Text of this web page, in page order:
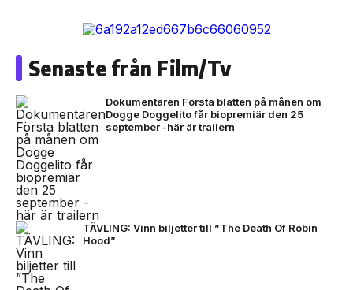
Senaste från Film/Tv
Dokumentären Första blatten på månen om
Dogge Doggelito får biopremiär den 25
september -här är trailern
TÄVLING: Vinn biljetter till ”The Death Of Robin
Hood”